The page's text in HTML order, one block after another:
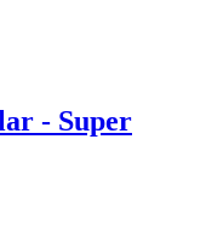
- Super